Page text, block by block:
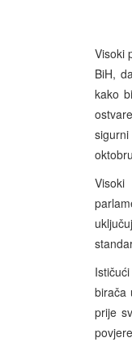
Visoki
BiH,
kako
birača
prije